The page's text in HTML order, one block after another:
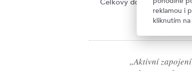
„Aktivní
reklamou i
kliknutím